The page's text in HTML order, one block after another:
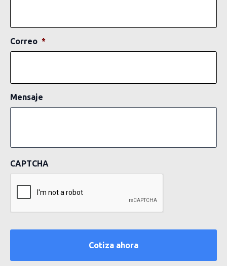
Correo *
Mensaje
CAPTCHA